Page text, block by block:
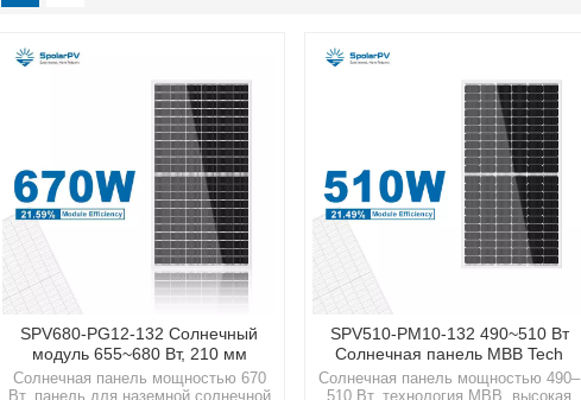
SPV680-PG12-132 Солнечный
модуль 655~680 Вт, 210 мм
Солнечная панель мощностью 670
SPV510-PM10-132 490~510 Вт
Солнечная панель MBB Tech
Солнечная панель мощностью 490–